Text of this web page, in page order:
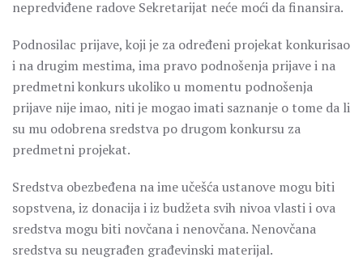
nepredviđene radove Sekretarijat neće moći da finansira.
Podnosilac prijave, koji je za određeni projekat konkurisao
i na drugim mestima, ima pravo podnošenja prijave i na
predmetni konkurs ukoliko u momentu podnošenja
prijave nije imao, niti je mogao imati saznanje o tome da li
su mu odobrena sredstva po drugom konkursu za
predmetni projekat.
Sredstva obezbeđena na ime učešća ustanove mogu biti
sopstvena, iz donacija i iz budžeta svih nivoa vlasti i ova
sredstva mogu biti novčana i nenovčana. Nenovčana
sredstva su neugrađen građevinski materijal.